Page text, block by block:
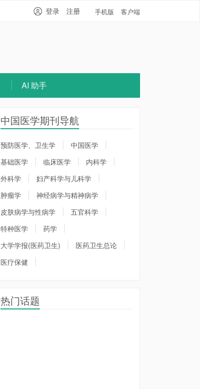
手机版 客户端
登录 注册
AI 助手
中国医学期刊导航
预防医学、卫生学
中国医学
基础医学
临床医学
内科学
外科学
妇产科学与儿科学
肿瘤学
神经病学与精神病学
皮肤病学与性病学
五官科学
特种医学
药学
大学学报(医药卫生)
医药卫生总论
医疗保健
热门话题